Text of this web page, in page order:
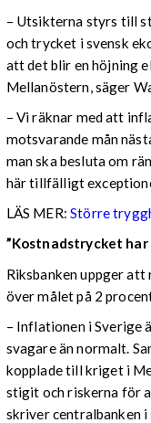
– Utsikterna styrs till
och trycket i svensk
att det blir en höjning
Mellanöstern, säger
– Vi räknar med att
motsvarande mån
man ska besluta om
här tillfälligt
LÄS MER:Större
”Kostnadstrycket har
Riksbanken uppger
över målet på 2
– Inflationen i Sverige
svagare än normalt.
kopplade till kriget i
stigit och riskerna för
skriver centralbanken